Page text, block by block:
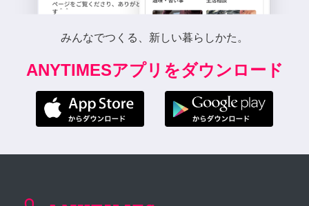
みんなでつくる、新しい暮らしかた。
ANYTIMESアプリをダウンロード